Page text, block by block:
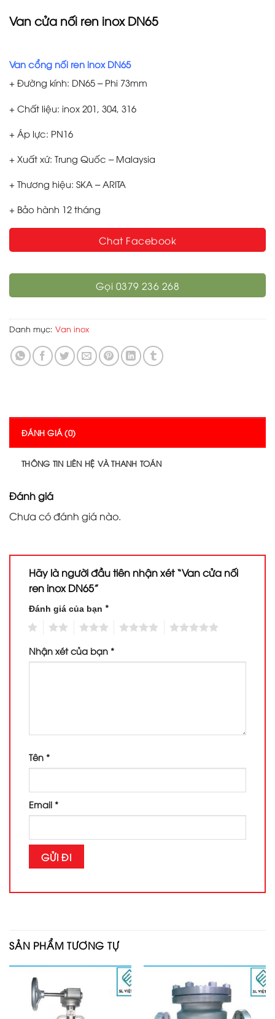
Van cửa nối ren inox DN65
Van cổng nối ren inox DN65
+ Đường kính: DN65 – Phi 73mm
+ Chất liệu: inox 201, 304, 316
+ Áp lực: PN16
+ Xuất xứ: Trung Quốc – Malaysia
+ Thương hiệu: SKA – ARITA
+ Bảo hành 12 tháng
Chat Facebook
Gọi 0379 236 268
Danh mục: Van inox
ĐÁNH GIÁ (0)
THÔNG TIN LIÊN HỆ VÀ THANH TOÁN
Đánh giá
Chưa có đánh giá nào.
Hãy là người đầu tiên nhận xét “Van cửa nối
ren inox DN65”
Đánh giá của bạn *
Nhận xét của bạn *
Tên *
Email *
SẢN PHẨM TƯƠNG TỰ